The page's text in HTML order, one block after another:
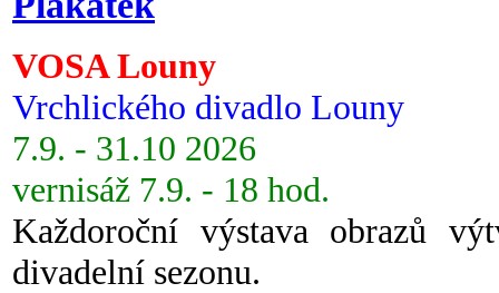
VOSA Louny
Vrchlického divadlo Louny
7.9. - 31.10 2026
vernisáž 7.9. - 18 hod.
Každoroční výstava obrazů
divadelní sezonu.